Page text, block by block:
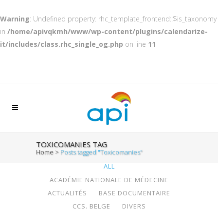
Warning: Undefined property: rhc_template_frontend::$is_taxonomy
in /home/apivqkmh/www/wp-content/plugins/calendarize-
it/includes/class.rhc_single_og.php on line 11
TOXICOMANIES TAG
Home > Posts tagged "Toxicomanies"
ALL
ACADÉMIE NATIONALE DE MÉDECINE
ACTUALITÉS
BASE DOCUMENTAIRE
CCS. BELGE
DIVERS